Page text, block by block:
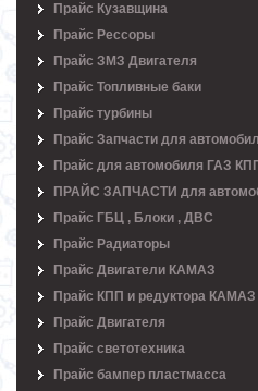
Прайс Кузавщина
Прайс Рессоры
Прайс ЗМЗ Двигателя
Прайс Топливные баки
Прайс турбины
Прайс Запчасти для
Прайс для автомобиля ГАЗ
ПРАЙС ЗАПЧАСТИ для
Прайс ГБЦ , Блоки , ДВС
Прайс Радиаторы
Прайс Двигатели КАМАЗ
Прайс КПП и редуктора КАМАЗ
Прайс Двигателя
Прайс светотехника
Прайс бампер пластмасса